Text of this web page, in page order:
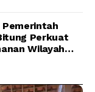
Perkuat
Wilayah